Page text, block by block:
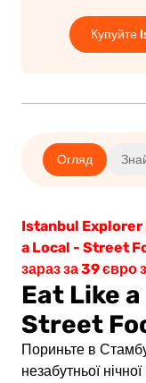
Купуйте
Огляд
Istanbul Explorer
a Local - Street
зараз за 39 євро
Eat Like
Street
Пориньте в
незабутньої